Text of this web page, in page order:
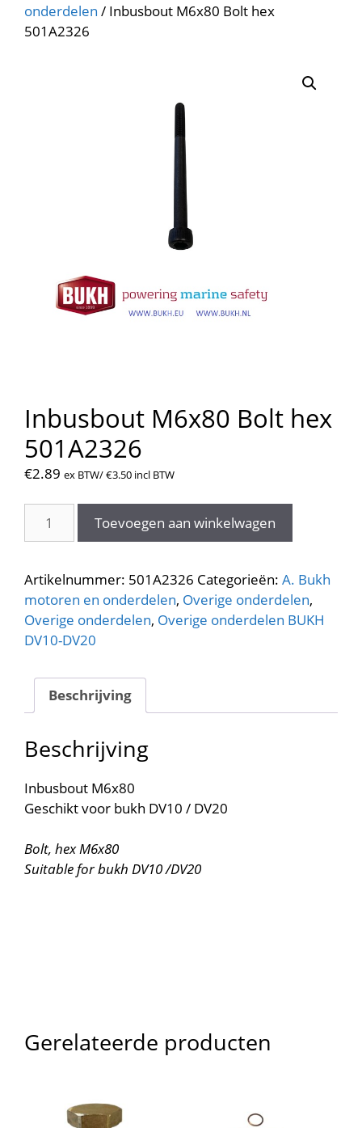
onderdelen / Inbusbout M6x80 Bolt hex
501A2326
Inbusbout M6x80 Bolt hex
501A2326
€2.89 ex BTW/€3.50 incl BTW
M6x80
hex
501A2326
aantal
Toevoegen aan winkelwagen
Artikelnummer: 501A2326 Categorieën: A. Bukh
motoren en onderdelen, Overige onderdelen,
Overige onderdelen, Overige onderdelen BUKH
DV10-DV20
Beschrijving
Beschrijving
Inbusbout M6x80
Geschikt voor bukh DV10 / DV20
Bolt, hex M6x80
Suitable for bukh DV10 /DV20
Gerelateerde producten